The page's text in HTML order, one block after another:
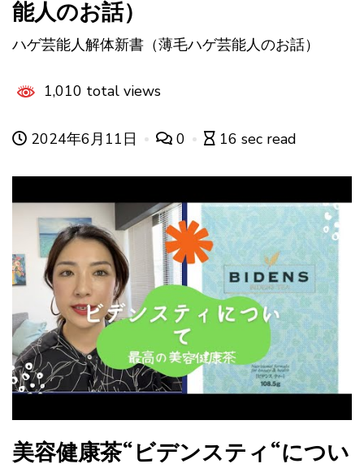
能人のお話）
ハゲ芸能人解体新書（薄毛ハゲ芸能人のお話）
1,010 total views
2024年6月11日 0 16 sec read
美容健康茶“ビデンスティ“につい